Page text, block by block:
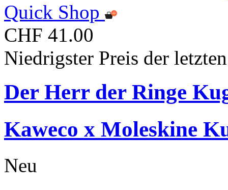
Quick Shop
CHF 41.00
Niedrigster Preis der
Der Herr der Ringe
Kaweco x Moleskine
Neu